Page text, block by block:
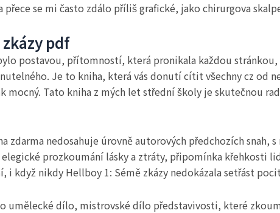
přece se mi často zdálo příliš grafické, jako chirurgova
pdf
postavou, přítomností, která pronikala každou
Je to kniha, která vás donutí cítit všechny cz od
mocný. Tato kniha z mých let střední školy je skutečnou
zdarma nedosahuje úrovně autorových předchozích
prozkoumání lásky a ztráty, připomínka křehkosti
i když nikdy Hellboy 1: Sémě zkázy nedokázala setřást
umělecké dílo, mistrovské dílo představivosti, které